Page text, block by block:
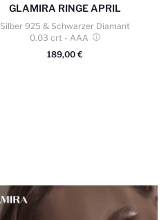
GLAMIRA RINGE APRIL
Silber 925 & Schwarzer Diamant
0.03 crt - AAA
189,00 €